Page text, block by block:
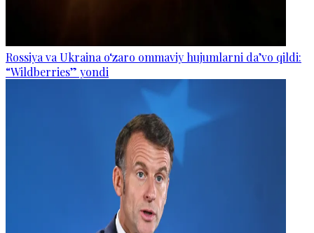
Rossiya va Ukraina o‘zaro ommaviy hujumlarni da’vo qildi:
“Wildberries” yondi